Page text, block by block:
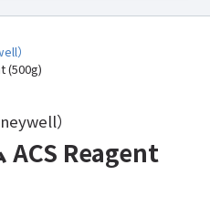
）
(500g)
）
ACS Reagent